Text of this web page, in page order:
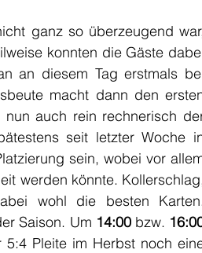
ganz so überzeugend
konnten die Gäste
an diesem Tag erstmals
macht dann den
auch rein rechnerisch
seit letzter Woche
sein, wobei vor
werden könnte.
wohl die besten
Saison. Um 14:00 bzw.
Pleite im Herbst noch